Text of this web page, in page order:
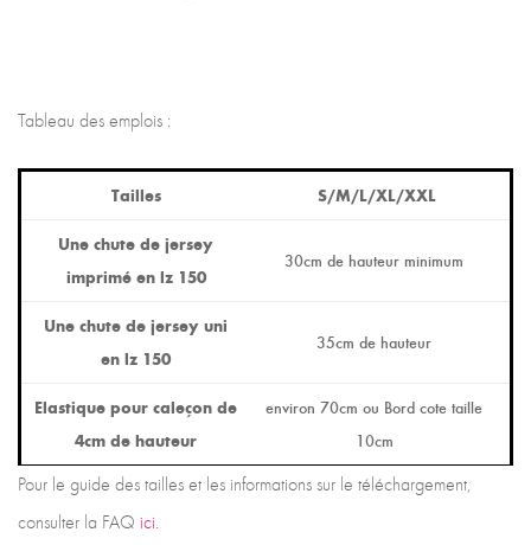
Tableau des emplois :
Tailles S/M/L/XL/XXL
Une chute de jersey
imprimé en lz 150
30cm de hauteur minimum
Une chute de jersey uni
en lz 150
35cm de hauteur
Elastique pour caleçon de
4cm de hauteur
environ 70cm ou Bord cote taille
10cm
Pour le guide des tailles et les informations sur le téléchargement,
consulter la FAQ ici.